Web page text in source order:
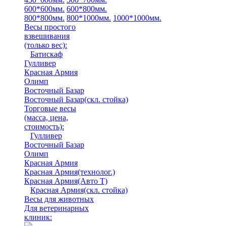
600*600мм. 600*800мм.
800*800мм. 800*1000мм. 1000*1000мм.
Весы простого
взвешивания
(только вес):
Батискаф
Гулливер
Красная Армия
Олимп
Восточный Базар
Восточный Базар(скл. стойка)
Торговые весы
(масса, цена,
стоимость):
Гулливер
Восточный Базар
Олимп
Красная Армия
Красная Армия(технолог.)
Красная Армия(Авто Т)
Красная Армия(скл. стойка)
Весы для животных
Для ветеринарных
клиник: